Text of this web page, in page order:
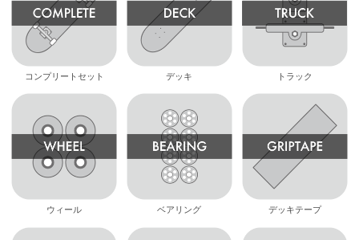
コンプリートセット デッキ トラック
ウィール ベアリング デッキテープ